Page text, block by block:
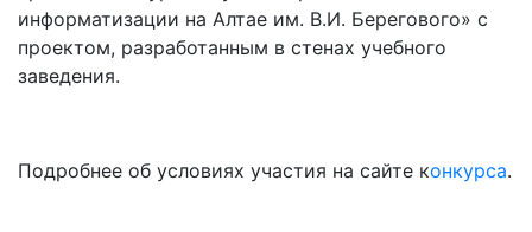
информатизации на Алтае им. В.И. Берегового» с
проектом, разработанным в стенах учебного
заведения.
Подробнее об условиях участия на сайте конкурса.